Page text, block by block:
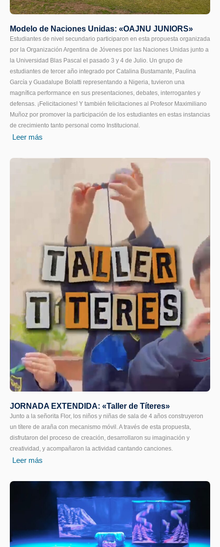
Modelo de Naciones Unidas: «OAJNU JUNIORS»
Estudiantes de nivel secundario participaron en esta propuesta organizada
por la Organización Argentina de Jóvenes por las Naciones Unidas junto a
la Universidad Blas Pascal el pasado 3 y 4 de Julio. Un grupo de
estudiantes de tercer año integrado por Catalina Bustamante, Paulina
García y Guadalupe Bolatti representando a Nigeria, tuvieron una
magnífica performance en sus presentaciones, debates, interrogantes y
defensas. ¡Felicitaciones! Y también felicitaciones al Profesor Maximiliano
Muñoz por promover la participación de los estudiantes en estas instancias
de crecimiento tanto personal como Institucional.
Leer más
JORNADA EXTENDIDA: «Taller de Títeres»
Junto a la señorita Flor, los niños y niñas de sala de 4 años construyeron
un títere de araña con mecanismo móvil. A través de esta propuesta,
disfrutaron del proceso de creación, desarrollaron su imaginación y
creatividad, y acompañaron la actividad cantando canciones.
Leer más